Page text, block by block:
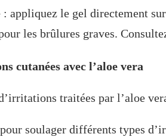
appliquez le gel directement
les brûlures graves.
cutanées avec l’aloe vera
traitées par l’aloe
soulager différents types